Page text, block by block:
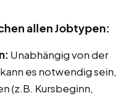
allen Jobtypen:
Unabhängig von der
es notwendig sein,
(z.B. Kursbeginn,